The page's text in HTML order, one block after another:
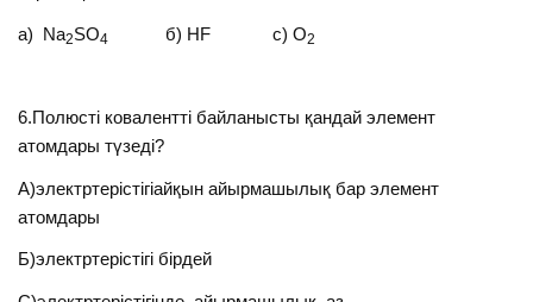
а) Na2SO4 б) HF с) O2
6.Полюсті ковалентті байланысты қандай элемент
атомдары түзеді?
А)электртерістігіайқын айырмашылық бар элемент
атомдары
Б)электртерістігі бірдей